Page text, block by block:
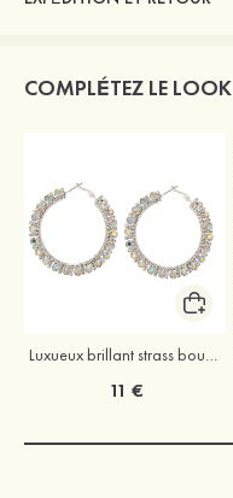
COMPLÉTEZ LE LOOK
11 €